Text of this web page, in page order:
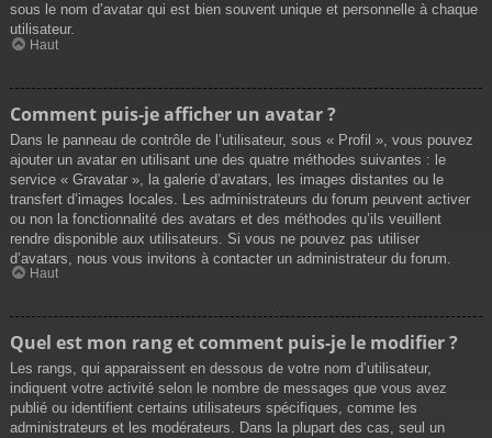
sous le nom d’avatar qui est bien souvent unique et personnelle à chaque
utilisateur.
Haut
Comment puis-je afficher un avatar ?
Dans le panneau de contrôle de l’utilisateur, sous « Profil », vous pouvez
ajouter un avatar en utilisant une des quatre méthodes suivantes : le
service « Gravatar », la galerie d’avatars, les images distantes ou le
transfert d’images locales. Les administrateurs du forum peuvent activer
ou non la fonctionnalité des avatars et des méthodes qu’ils veuillent
rendre disponible aux utilisateurs. Si vous ne pouvez pas utiliser
d’avatars, nous vous invitons à contacter un administrateur du forum.
Haut
Quel est mon rang et comment puis-je le modifier ?
Les rangs, qui apparaissent en dessous de votre nom d’utilisateur,
indiquent votre activité selon le nombre de messages que vous avez
publié ou identifient certains utilisateurs spécifiques, comme les
administrateurs et les modérateurs. Dans la plupart des cas, seul un